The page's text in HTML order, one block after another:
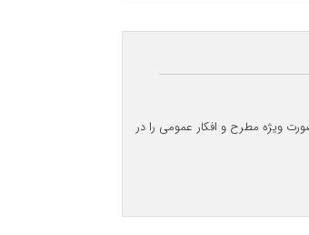
ویژه مطرح و افکار عمومی را در